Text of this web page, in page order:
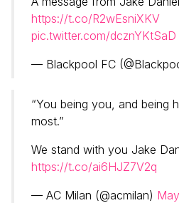
https://t.co/R2wEsniXKV
pic.twitter.com/dcznYKtSaD
— Blackpool FC
“You being you, and being
most.”
We stand with you Jake
https://t.co/ai6HJZ7V2q
— AC Milan (@acmilan)